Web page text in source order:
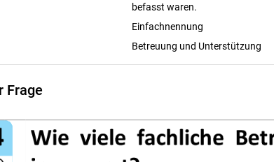
befasst waren.
Einfachnennung
Betreuung und Unterstützung
Frage